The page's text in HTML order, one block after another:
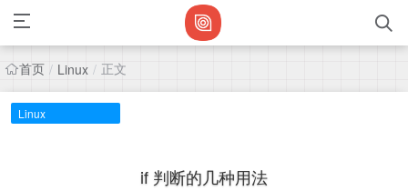
首页 / Linux / 正文
Linux
if 判断的几种用法